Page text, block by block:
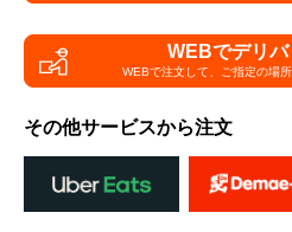
WEBでデリ
WEBで注文して、 ご指定の場
その他サービスから注文